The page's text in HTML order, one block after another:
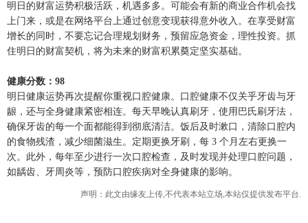
明日的财富运势积极活跃，机遇多多。可能会有新的商业合作机会找
上门来，或是在网络平台上通过创意变现获得意外收入。在享受财富
增长的同时，不要忘记合理规划财务，预留应急资金，理性投资。抓
住明日的财富契机，将为未来的财富积累奠定坚实基础。
健康分数：98
明日健康运势再次提醒你重视口腔健康。口腔健康不仅关乎牙齿与牙
龈，还与全身健康紧密相连。每天早晚认真刷牙，使用巴氏刷牙法，
确保牙齿的每一个面都能得到彻底清洁。饭后及时漱口，清除口腔内
的食物残渣，减少细菌滋生。定期更换牙刷，每 3 个月左右更换一
次。此外，每年至少进行一次口腔检查，及时发现并处理口腔问题，
如龋齿、牙周炎等，预防口腔疾病对全身健康的影响。
声明：此文由缘友上传,不代表本站立场,本站仅提供发布平台.